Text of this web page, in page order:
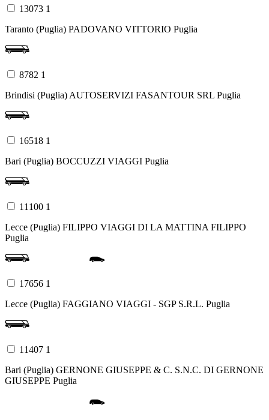
13073 1
Taranto (Puglia) PADOVANO VITTORIO Puglia
8782 1
Brindisi (Puglia) AUTOSERVIZI FASANTOUR SRL Puglia
16518 1
Bari (Puglia) BOCCUZZI VIAGGI Puglia
11100 1
Lecce (Puglia) FILIPPO VIAGGI DI LA MATTINA FILIPPO
Puglia
17656 1
Lecce (Puglia) FAGGIANO VIAGGI - SGP S.R.L. Puglia
11407 1
Bari (Puglia) GERNONE GIUSEPPE & C. S.N.C. DI GERNONE
GIUSEPPE Puglia